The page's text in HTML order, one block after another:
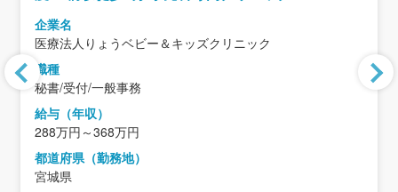
企業名
医療法人りょうベビー＆キッズクリニック
職種
秘書/受付/一般事務
給与（年収）
288万円～368万円
都道府県（勤務地）
宮城県